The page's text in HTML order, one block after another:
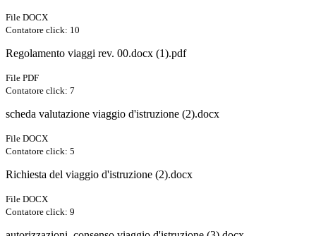
File DOCX
Contatore click: 10
Regolamento viaggi rev. 00.docx (1).pdf
File PDF
Contatore click: 7
scheda valutazione viaggio d'istruzione (2).docx
File DOCX
Contatore click: 5
Richiesta del viaggio d'istruzione (2).docx
File DOCX
Contatore click: 9